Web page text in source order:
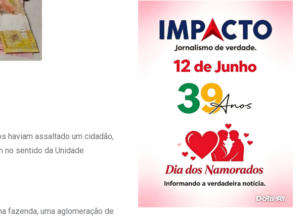
haviam assaltado um cidadão,
no sentido da Unidade
fazenda, uma aglomeração de